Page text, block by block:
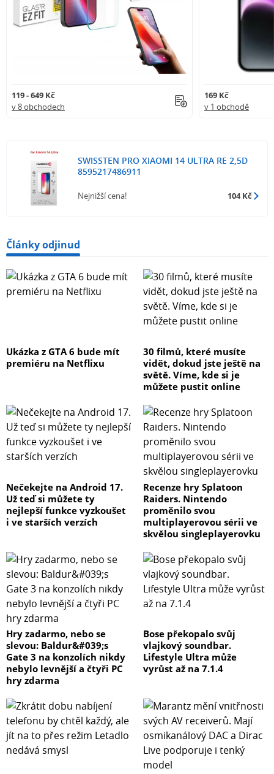
119 - 649 Kč
v 8 obchodech
169 Kč
v 1 obchodě
SWISSTEN PRO XIAOMI 14 ULTRA RE 2,5D
8595217486911
Nejnižší cena! 104 Kč
Články odjinud
Ukázka z GTA 6 bude mít
premiéru na Netflixu
30 filmů, které musíte
vidět, dokud jste ještě na
světě. Víme, kde si je
můžete pustit online
Nečekejte na Android 17.
Už teď si můžete ty
nejlepší funkce vyzkoušet
i ve starších verzích
Recenze hry Splatoon
Raiders. Nintendo
proměnilo svou
multiplayerovou sérii ve
skvělou singleplayerovku
Hry zadarmo, nebo se
slevou: Baldur&#039;s
Gate 3 na konzolích nikdy
nebylo levnější a čtyři PC
hry zdarma
Bose překopalo svůj
vlajkový soundbar.
Lifestyle Ultra může
vyrůst až na 7.1.4